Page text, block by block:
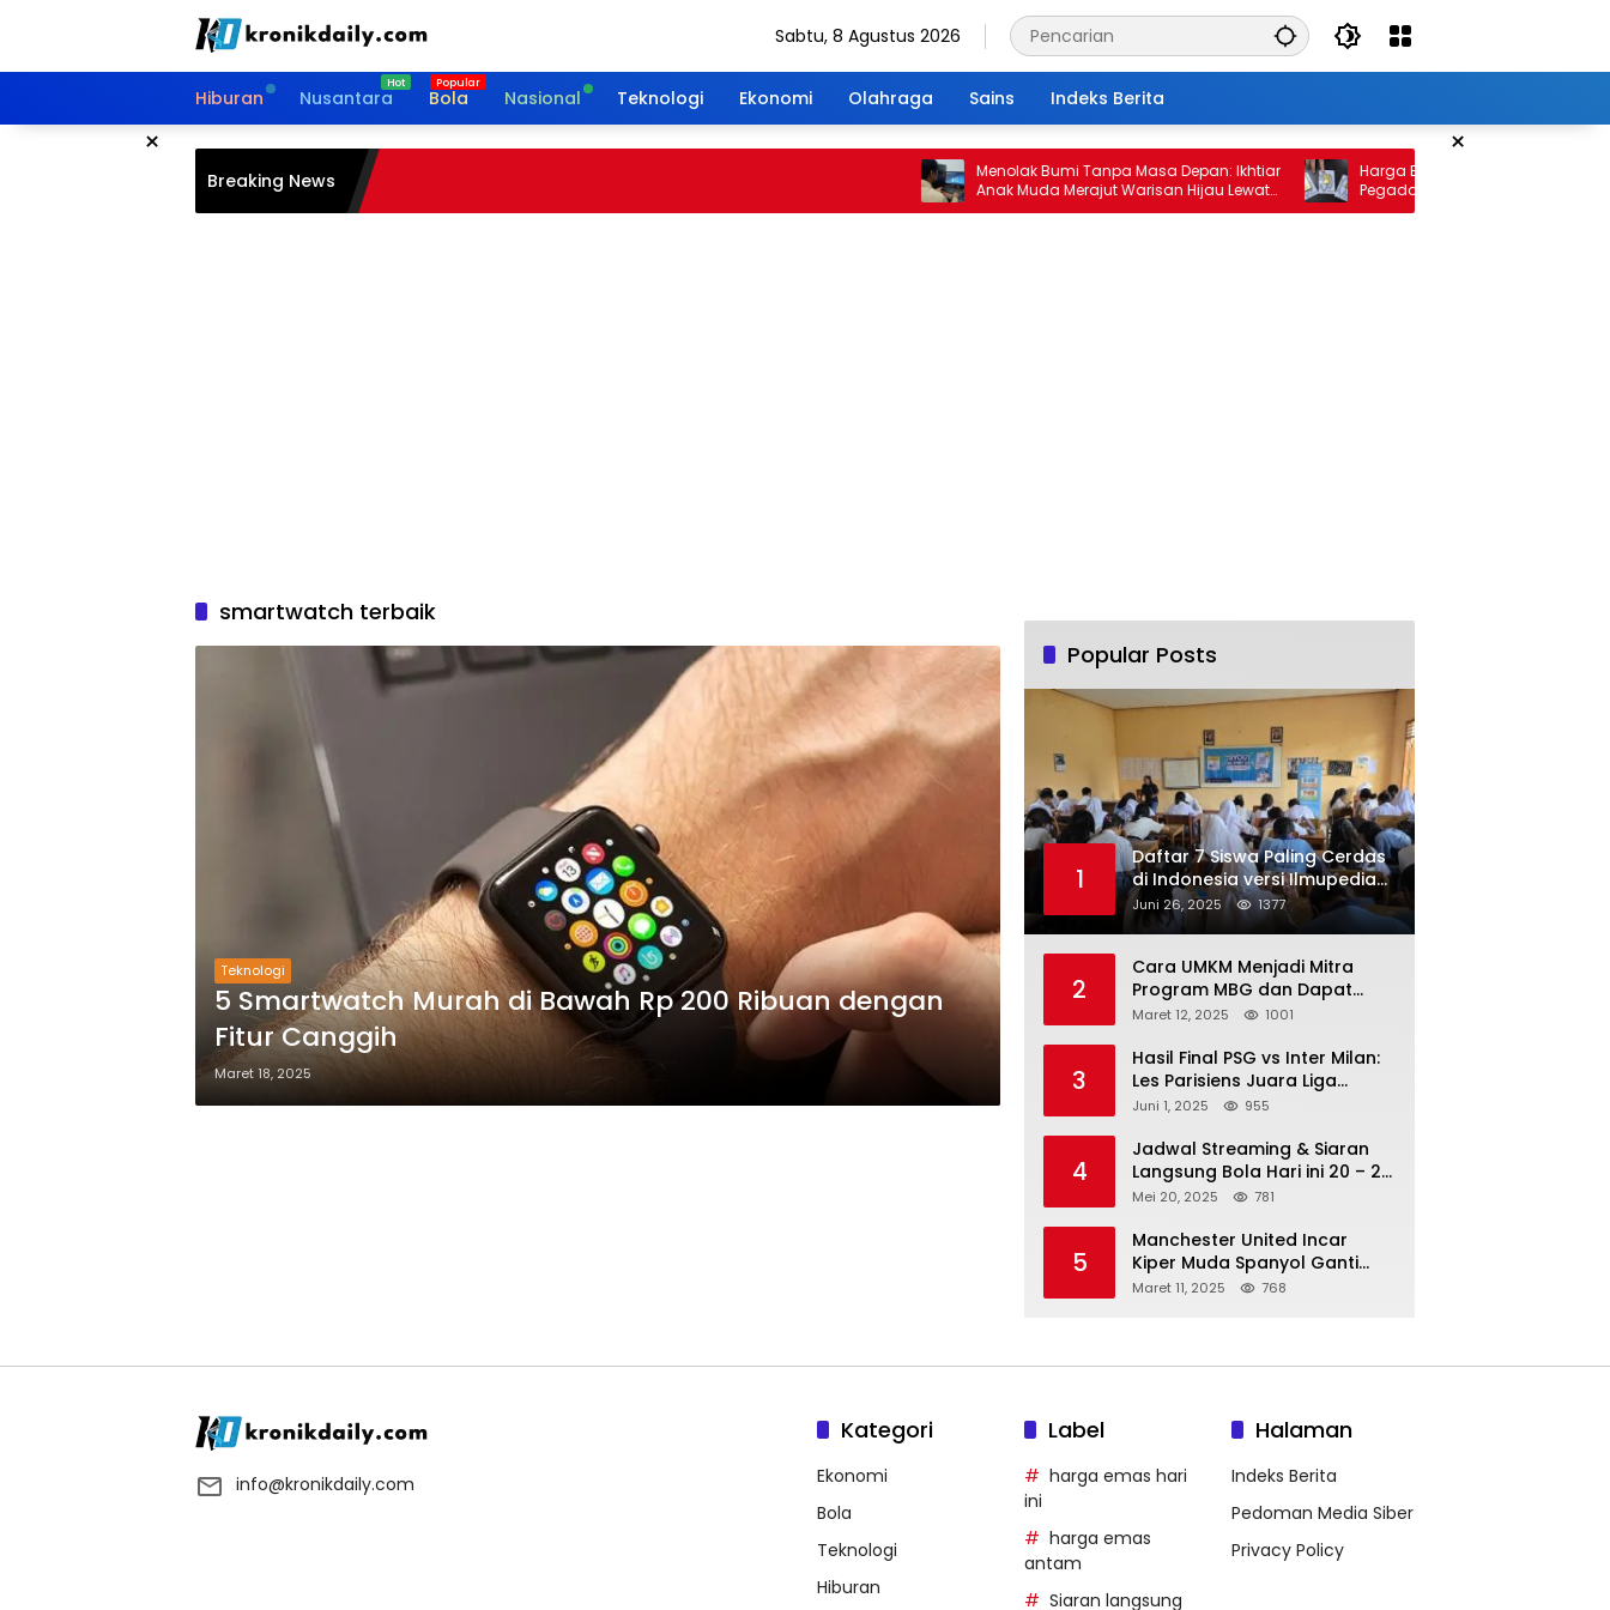
Sabtu, 8 Agustus 2026
Hiburan Nusantara Bola Nasional Teknologi Ekonomi Olahraga Sains Indeks Berita
× ×
Breaking News
Menolak Bumi Tanpa Masa Depan: Ikhtiar
Anak Muda Merajut Warisan Hijau Lewat
Portal Waktu
Harga Emas 10 Februari 2026: Antam
Pegadaian Kembali Melonjak
smartwatch terbaik
Teknologi
5 Smartwatch Murah di Bawah Rp 200 Ribuan dengan
Fitur Canggih
Maret 18, 2025
Popular Posts
1
Daftar 7 Siswa Paling Cerdas
di Indonesia versi Ilmupedia
Tryout UTBK 2025
Juni 26, 2025 1377
2
Cara UMKM Menjadi Mitra
Program MBG dan Dapat
Modal Hingga Rp500 Juta
Maret 12, 2025 1001
3
Hasil Final PSG vs Inter Milan:
Les Parisiens Juara Liga
Champions 2025 usai Bantai il
Juni 1, 2025 955
4
Jadwal Streaming & Siaran
Langsung Bola Hari ini 20 – 21
Mei 2025: Manchester City vs
Mei 20, 2025 781
5
Manchester United Incar
Kiper Muda Spanyol Ganti
Andre Onana
Maret 11, 2025 768
info@kronikdaily.com
Kategori
Ekonomi
Bola
Teknologi
Hiburan
Label
harga emas hari
ini
harga emas
antam
Siaran langsung
Halaman
Indeks Berita
Pedoman Media Siber
Privacy Policy